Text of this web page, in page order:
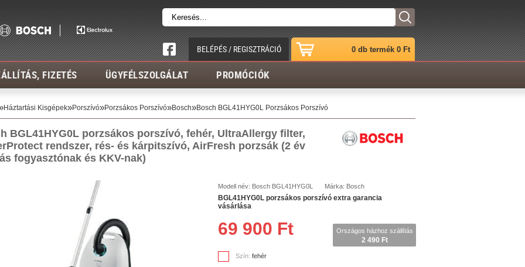
FIZETÉS ÜGYFÉLSZOLGÁLAT PROMÓCIÓK
0 db termék 0 Ft
BELÉPÉS / REGISZTRÁCIÓ
Háztartási Kisgépek»Porszívó»Porzsákos Porszívó»Bosch»Bosch BGL41HYG0L Porzsákos Porszívó
BGL41HYG0L porzsákos porszívó, fehér, UltraAllergy filter,
rendszer, rés- éskárpitszívó, AirFresh porzsák (2 év
fogyasztónak és KKV-nak)
Modell név: BoschBGL41HYG0L Márka: Bosch
BGL41HYG0L porzsákos porszívó extra garancia
vásárlása
69 900 Ft Országos házhoz szállítás
2 490 Ft
Szín: fehér